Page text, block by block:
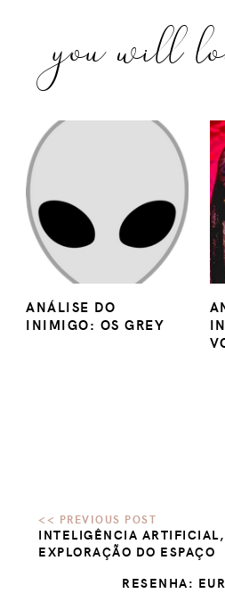
you will
ANÁLISE DO
INIMIGO: OS GREY
INTELIGÊNCIA
EXPLORAÇÃO DO ESPAÇO
RESENHA: